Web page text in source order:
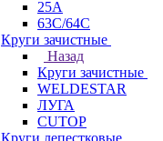
25А
63С/64С
Круги зачистные
Назад
Круги зачистные
WELDESTAR
ЛУГА
CUTOP
Круги лепестковые